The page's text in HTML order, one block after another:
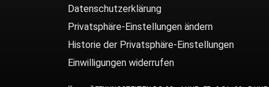
Datenschutzerklärung
Privatsphäre-Einstellungen ändern
Historie der Privatsphäre-Einstellungen
Einwilligungen widerrufen